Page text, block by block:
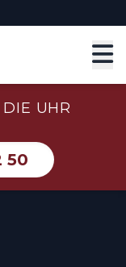
UHR
50